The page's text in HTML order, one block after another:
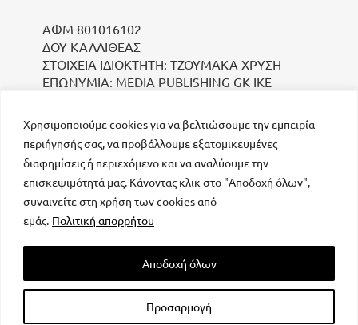
Χρησιμοποιούμε cookies για να βελτιώσουμε την εμπειρία
περιήγησής σας, να προβάλλουμε εξατομικευμένες
διαφημίσεις ή περιεχόμενο και να αναλύουμε την
επισκεψιμότητά μας. Κάνοντας κλικ στο "Αποδοχή όλων",
συναινείτε στη χρήση των cookies από
εμάς. Πολιτική απορρήτου
Προσαρμογή
Αποδοχή όλων
ΑΦΜ 801016102
ΔΟΥ ΚΑΛΛΙΘΕΑΣ
ΣΤΟΙΧΕΙΑ ΙΔΙΟΚΤΗΤΗ: ΤΖΟΥΜΑΚΑ ΧΡΥΣΗ
ΕΠΩΝΥΜΙΑ: MEDIA PUBLISHING GK IKE
μοναδικός αριθμός Μ.Η.Τ. 232223